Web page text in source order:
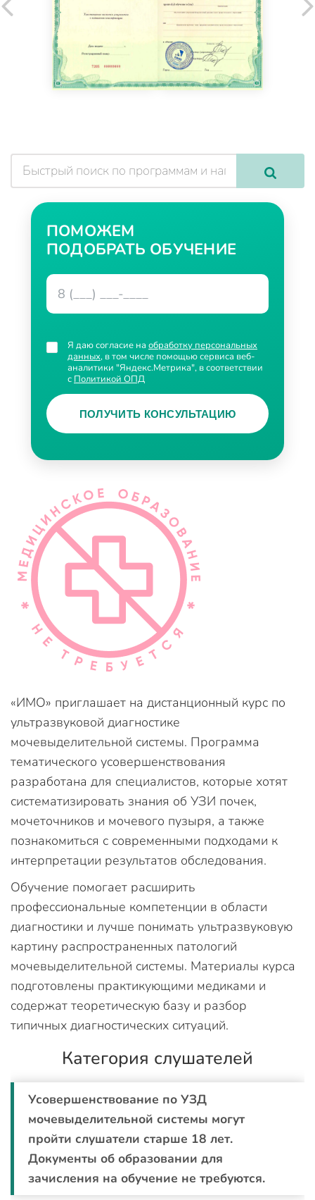
ПОМОЖЕМ
ПОДОБРАТЬ ОБУЧЕНИЕ
Я даю согласие на обработку персональных
данных, в том числе помощью сервиса веб-
аналитики "Яндекс.Метрика", в соответствии
с Политикой ОПД
ПОЛУЧИТЬ КОНСУЛЬТАЦИЮ
«ИМО» приглашает на дистанционный курс по
ультразвуковой диагностике
мочевыделительной системы. Программа
тематического усовершенствования
разработана для специалистов, которые хотят
систематизировать знания об УЗИ почек,
мочеточников и мочевого пузыря, а также
познакомиться с современными подходами к
интерпретации результатов обследования.
Обучение помогает расширить
профессиональные компетенции в области
диагностики и лучше понимать ультразвуковую
картину распространенных патологий
мочевыделительной системы. Материалы курса
подготовлены практикующими медиками и
содержат теоретическую базу и разбор
типичных диагностических ситуаций.
Категория слушателей
Усовершенствование по УЗД
мочевыделительной системы могут
пройти слушатели старше 18 лет.
Документы об образовании для
зачисления на обучение не требуются.